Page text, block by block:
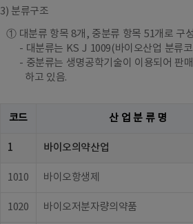
3) 분류구조
① 대분류 항목 8개, 중분류 항목 51개로 구성
대분류는 KS J 1009(바이오산업 분류
중분류는 생명공학기술이 이용되어 판
하고 있음.
코드 산 업 분 류 명
1 바이오의약산업
1010 바이오항생제
1020 바이오저분자량의약품